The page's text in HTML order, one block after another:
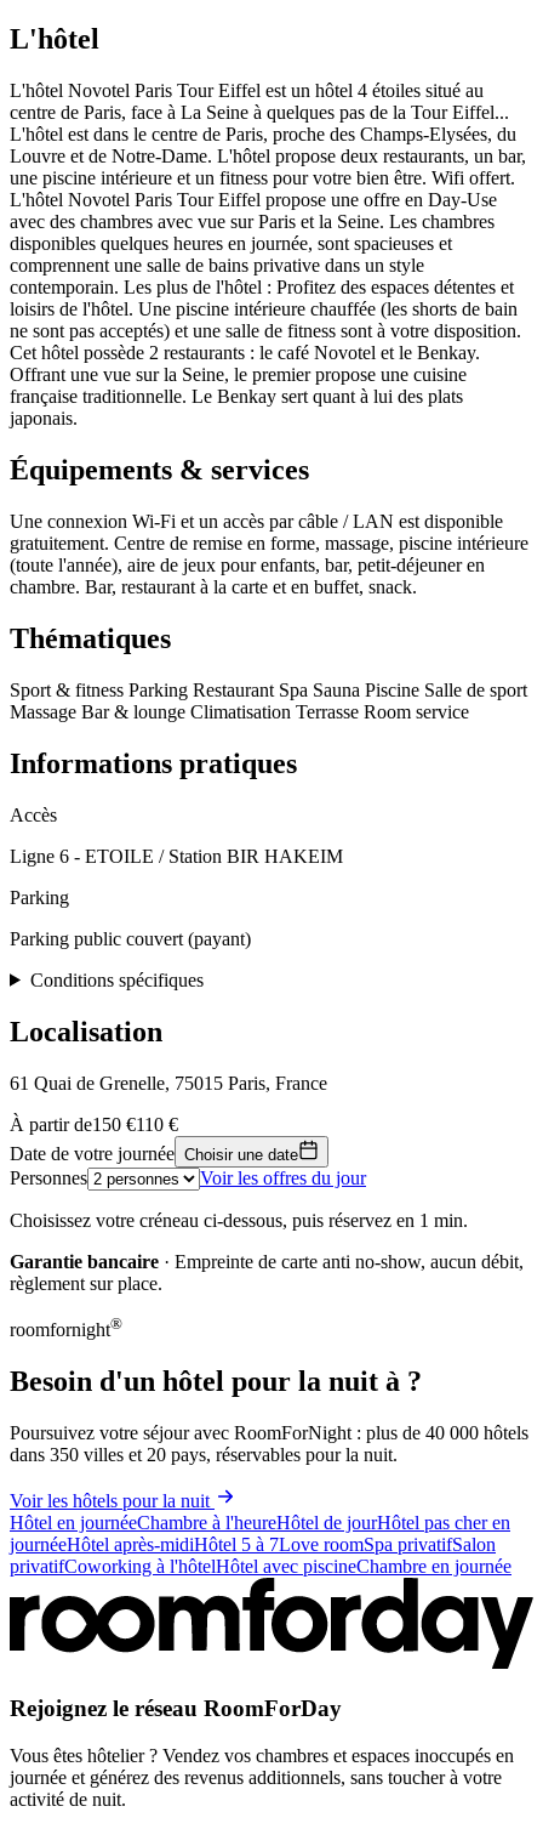
L'hôtel
L'hôtel Novotel Paris Tour Eiffel est un hôtel 4 étoiles situé au
centre de Paris, face à La Seine à quelques pas de la Tour Eiffel...
L'hôtel est dans le centre de Paris, proche des Champs-Elysées, du
Louvre et de Notre-Dame. L'hôtel propose deux restaurants, un bar,
une piscine intérieure et un fitness pour votre bien être. Wifi offert.
L'hôtel Novotel Paris Tour Eiffel propose une offre en Day-Use
avec des chambres avec vue sur Paris et la Seine. Les chambres
disponibles quelques heures en journée, sont spacieuses et
comprennent une salle de bains privative dans un style
contemporain. Les plus de l'hôtel : Profitez des espaces détentes et
loisirs de l'hôtel. Une piscine intérieure chauffée (les shorts de bain
ne sont pas acceptés) et une salle de fitness sont à votre disposition.
Cet hôtel possède 2 restaurants : le café Novotel et le Benkay.
Offrant une vue sur la Seine, le premier propose une cuisine
française traditionnelle. Le Benkay sert quant à lui des plats
japonais.
Équipements & services
Une connexion Wi-Fi et un accès par câble / LAN est disponible
gratuitement. Centre de remise en forme, massage, piscine intérieure
(toute l'année), aire de jeux pour enfants, bar, petit-déjeuner en
chambre. Bar, restaurant à la carte et en buffet, snack.
Thématiques
Sport & fitness Parking Restaurant Spa Sauna Piscine Salle de sport
Massage Bar & lounge Climatisation Terrasse Room service
Informations pratiques
Accès
Ligne 6 - ETOILE / Station BIR HAKEIM
Parking
Parking public couvert (payant)
Conditions spécifiques
Localisation
61 Quai de Grenelle, 75015 Paris, France
110 €
+
−
À partir de150 €110 €
Date de votre journée Choisir une date
Personnes Voir les offres du jour
Choisissez votre créneau ci-dessous, puis réservez en 1 min.
Garantie bancaire · Empreinte de carte anti no-show, aucun débit,
règlement sur place.
roomfornight®
Besoin d'un hôtel pour la nuit à ?
Poursuivez votre séjour avec RoomForNight : plus de 40 000 hôtels
dans 350 villes et 20 pays, réservables pour la nuit.
Voir les hôtels pour la nuit
Hôtel en journéeChambre à l'heureHôtel de jourHôtel pas cher en
journéeHôtel après-midiHôtel 5 à 7Love roomSpa privatifSalon
privatifCoworking à l'hôtelHôtel avec piscineChambre en journée
Rejoignez le réseau RoomForDay
Vous êtes hôtelier ? Vendez vos chambres et espaces inoccupés en
journée et générez des revenus additionnels, sans toucher à votre
activité de nuit.